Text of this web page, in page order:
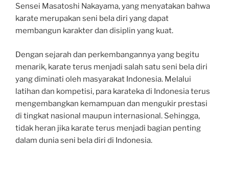
Sensei Masatoshi Nakayama, yang menyatakan bahwa
karate merupakan seni bela diri yang dapat
membangun karakter dan disiplin yang kuat.
Dengan sejarah dan perkembangannya yang begitu
menarik, karate terus menjadi salah satu seni bela diri
yang diminati oleh masyarakat Indonesia. Melalui
latihan dan kompetisi, para karateka di Indonesia terus
mengembangkan kemampuan dan mengukir prestasi
di tingkat nasional maupun internasional. Sehingga,
tidak heran jika karate terus menjadi bagian penting
dalam dunia seni bela diri di Indonesia.